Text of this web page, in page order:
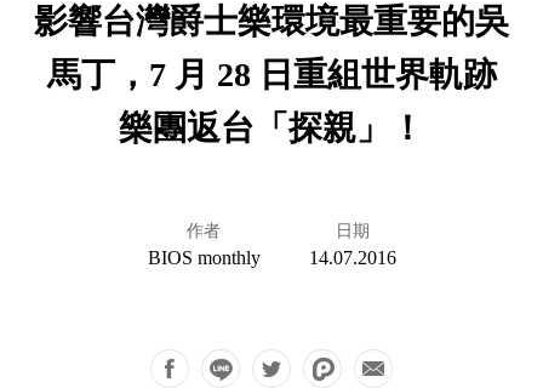
影響台灣爵士樂環境最重要的吳
馬丁，7 月 28 日重組世界軌跡
樂團返台「探親」！
作者
BIOS monthly
日期
14.07.2016